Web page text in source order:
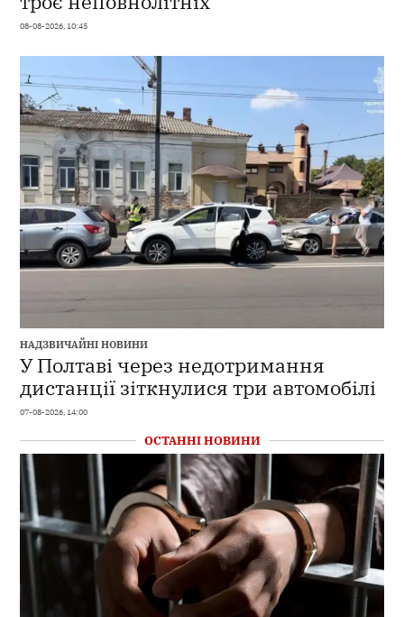
08-08-2026, 10:45
НАДЗВИЧАЙНІ НОВИНИ
У Полтаві через недотримання
дистанції зіткнулися три автомобілі
07-08-2026, 14:00
ОСТАННІ НОВИНИ